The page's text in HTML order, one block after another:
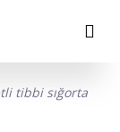
tibbi sığorta